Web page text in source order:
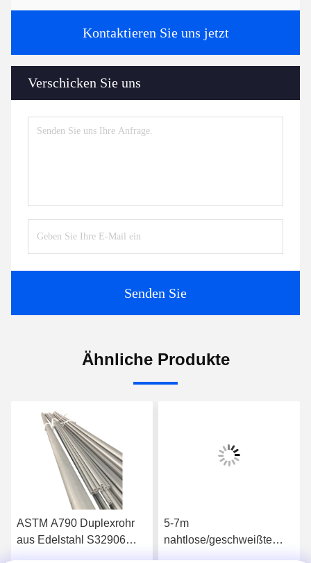
Kontaktieren Sie uns jetzt
Verschicken Sie uns
Senden Sie
Ähnliche Produkte
ASTM A790 Duplexrohr
aus Edelstahl S32906
5-7m
nahtlose/geschweißte